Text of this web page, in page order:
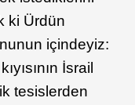
ki Ürdün
içindeyiz:
İsrail
tesislerden